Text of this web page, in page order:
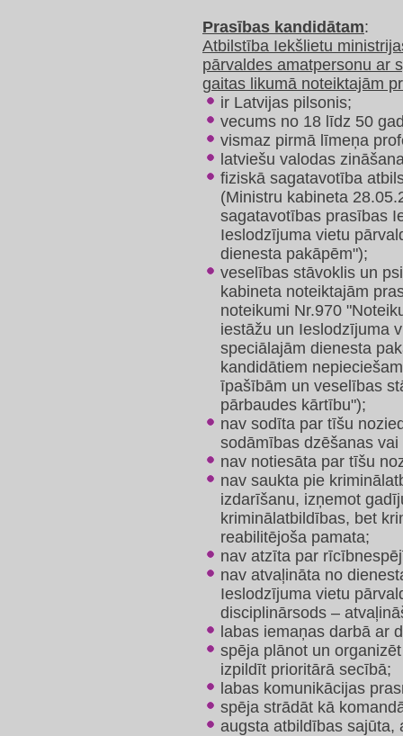
Prasības kandidātam:
Atbilstība Iekšlietu
pārvaldes amatpersonu ar
gaitas likumā noteiktajām
ir Latvijas pilsonis;
vecums no 18 līdz 50
vismaz pirmā līmeņa
latviešu valodas
fiziskā sagatavotība
(Ministru kabineta
sagatavotības prasības
Ieslodzījuma vietu
dienesta pakāpēm");
veselības stāvoklis un
kabineta noteiktajām
noteikumi Nr.970
iestāžu un Ieslodzījuma
speciālajām dienesta
kandidātiem
īpašībām un veselības
pārbaudes kārtību");
nav sodīta par tīšu
sodāmības dzēšanas
nav notiesāta par tīšu
nav saukta pie
izdarīšanu, izņemot
kriminālatbildības, bet
reabilitējoša pamata;
nav atzīta par
nav atvaļināta no
Ieslodzījuma vietu
disciplinārsods –
labas iemaņas darbā ar
spēja plānot un
izpildīt prioritārā secībā;
labas komunikācijas
spēja strādāt kā
augsta atbildības sajūta,